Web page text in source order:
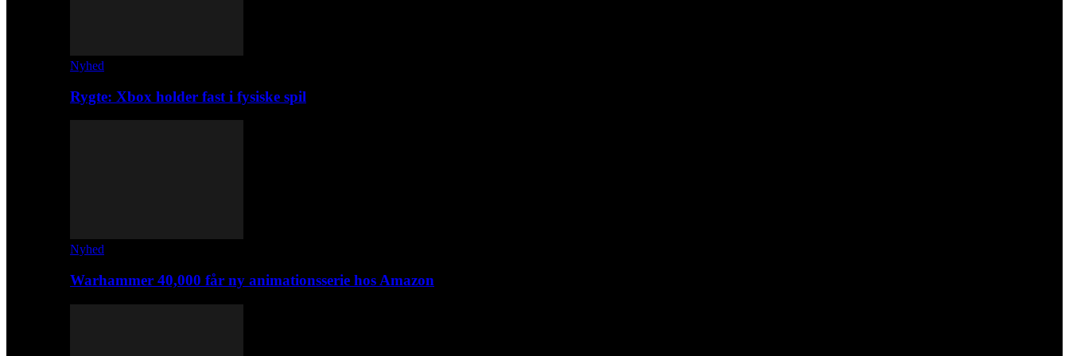
Nyhed
Rygte: Xbox holder fast i fysiske spil
Nyhed
Warhammer 40,000 får ny animationsserie hos Amazon